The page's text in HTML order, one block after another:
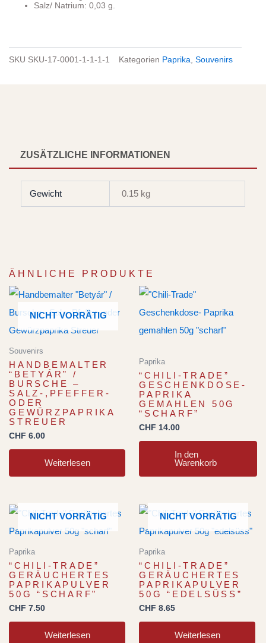
Salz/ Natrium: 0,03 g.
SKU SKU-17-0001-1-1-1-1 Kategorien Paprika, Souvenirs
ZUSÄTZLICHE INFORMATIONEN
Gewicht 0.15 kg
ÄHNLICHE PRODUKTE
NICHT VORRÄTIG
Souvenirs
HANDBEMALTER
“BETYÁR” /
BURSCHE –
SALZ-,PFEFFER-
ODER
GEWÜRZPAPRIKA
STREUER
CHF 6.00
Weiterlesen
Paprika
“CHILI-TRADE”
GESCHENKDOSE-
PAPRIKA
GEMAHLEN 50G
“SCHARF”
CHF 14.00
In den
Warenkorb
NICHT VORRÄTIG
Paprika
“CHILI-TRADE”
GERÄUCHERTES
PAPRIKAPULVER
50G “SCHARF”
CHF 7.50
Weiterlesen
NICHT VORRÄTIG
Paprika
“CHILI-TRADE”
GERÄUCHERTES
PAPRIKAPULVER
50G “EDELSÜSS”
CHF 8.65
Weiterlesen